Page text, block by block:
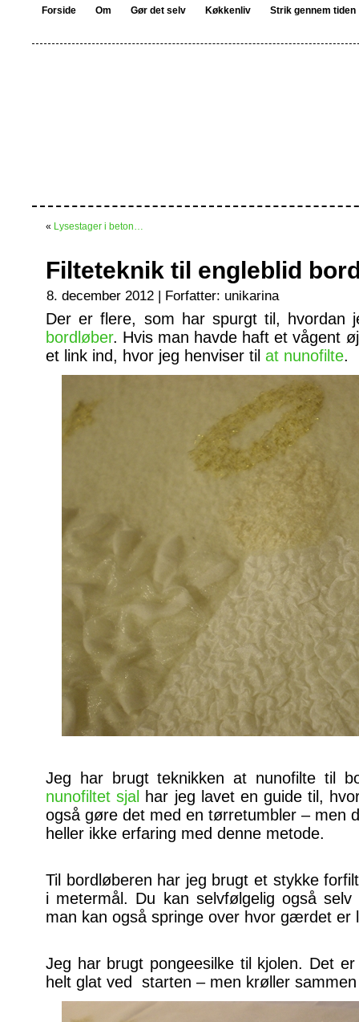
Forside Om Gør det selv Køkkenliv Strik gennem tiden
« Lysestager i beton…
Filteteknik til engleblid
8. december 2012 | Forfatter: unikarina
Der er flere, som har spurgt til, hvordan
bordløber. Hvis man havde haft et vågent
et link ind, hvor jeg henviser til at nunofilte.
Jeg har brugt teknikken at nunofilte til
nunofiltet sjal
har jeg lavet en guide til,
også gøre det med en tørretumbler – men
heller ikke erfaring med denne metode.
Til bordløberen har jeg brugt et stykke
i metermål. Du kan selvfølgelig også
man kan også springe over hvor gærdet er
Jeg har brugt pongeesilke til kjolen. Det
helt glat ved starten – men krøller